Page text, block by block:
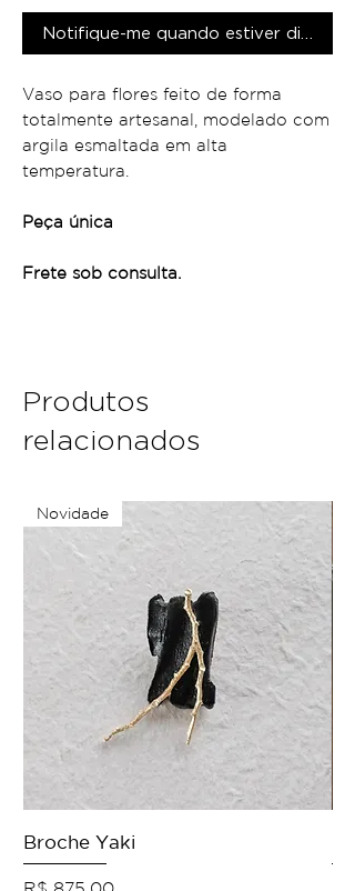
Notifique-me quando estiver
Vaso para flores feito de forma
totalmente artesanal, modelado com
argila esmaltada em alta
temperatura.
Peça única
Frete sob consulta.
Produtos
relacionados
Novidade
Broche Yaki
Preço